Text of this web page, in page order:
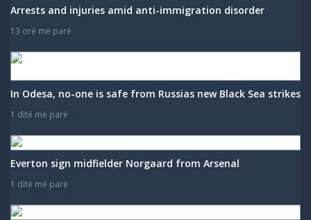
Arrests and injuries amid anti-immigration disorder
13 orë më parë
In Odesa, no-one is safe from Russias new Black Sea strikes
1 ditë më parë
Everton sign midfielder Norgaard from Arsenal
1 ditë më parë